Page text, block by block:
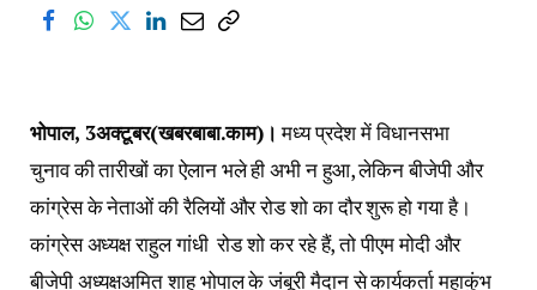
भोपाल, 3अक्टूबर(खबरबाबा.काम)। मध्य प्रदेश में विधानसभा
चुनाव की तारीखों का ऐलान भले ही अभी न हुआ, लेकिन बीजेपी और
कांग्रेस के नेताओं की रैलियों और रोड शो का दौर शुरू हो गया है।
कांग्रेस अध्यक्ष राहुल गांधी रोड शो कर रहे हैं, तो पीएम मोदी और
बीजेपी अध्यक्षअमित शाह भोपाल के जंबूरी मैदान से कार्यकर्ता महाकुंभ